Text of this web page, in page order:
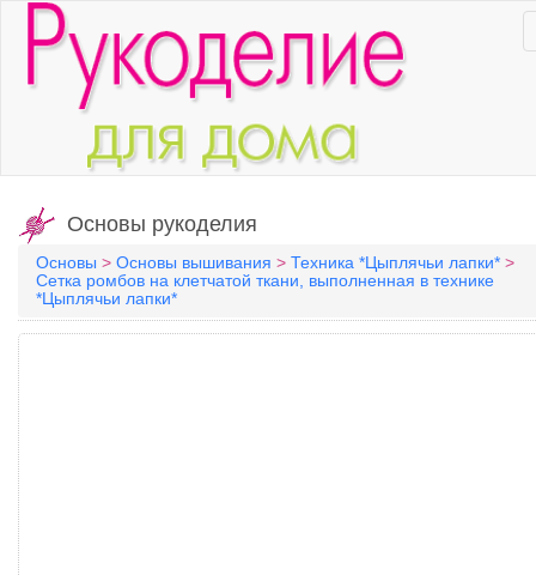
Основы рукоделия
Основы > Основы вышивания > Техника *Цыплячьи лапки* >
Сетка ромбов на клетчатой ткани, выполненная в технике
*Цыплячьи лапки*